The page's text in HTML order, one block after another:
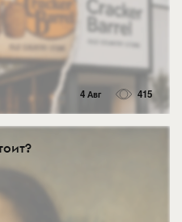
4 Авг 415